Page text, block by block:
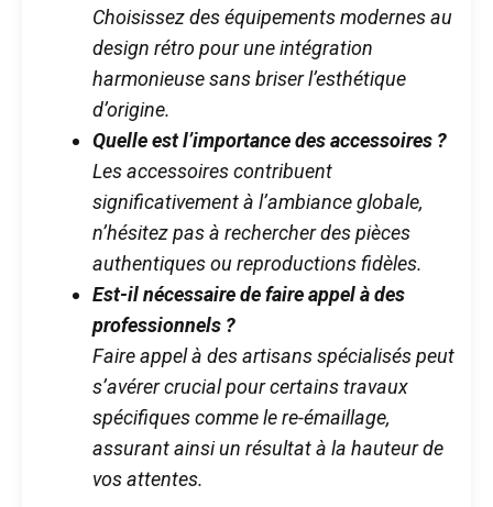
Choisissez des équipements modernes au
design rétro pour une intégration
harmonieuse sans briser l’esthétique
d’origine.
Quelle est l’importance des accessoires ?
Les accessoires contribuent
significativement à l’ambiance globale,
n’hésitez pas à rechercher des pièces
authentiques ou reproductions fidèles.
Est-il nécessaire de faire appel à des
professionnels ?
Faire appel à des artisans spécialisés peut
s’avérer crucial pour certains travaux
spécifiques comme le re-émaillage,
assurant ainsi un résultat à la hauteur de
vos attentes.